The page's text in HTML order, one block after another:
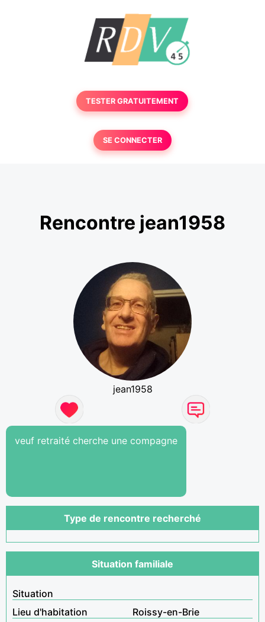
TESTER GRATUITEMENT
SE CONNECTER
Rencontre jean1958
jean1958
veuf retraité cherche une compagne
Type de rencontre recherché
Situation familiale
Situation
Lieu d'habitation
Roissy-en-Brie